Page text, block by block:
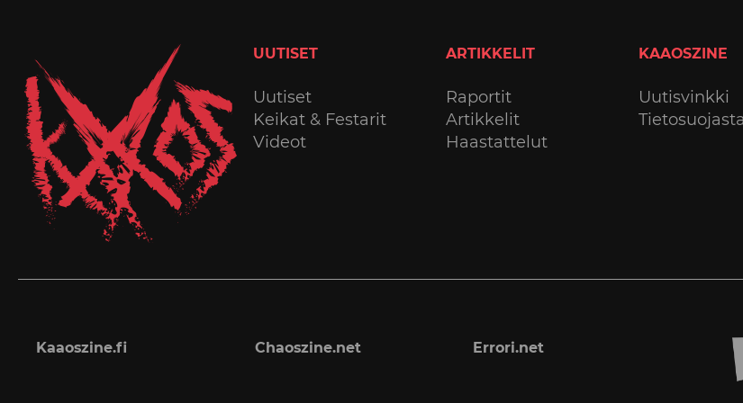
UUTISET
Uutiset
Keikat & Festarit
Videot
ARTIKKELIT
Raportit
Artikkelit
Haastattelut
KAAOSZINE
Uutisvinkki
Tietosuojasta
Kaaoszine.fi Chaoszine.net Errori.net